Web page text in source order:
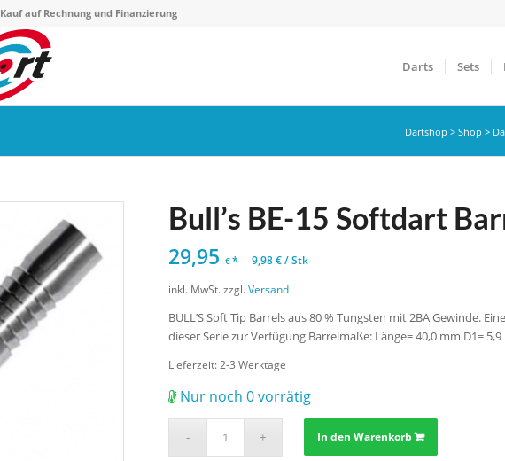
Kauf auf Rechnung und Finanzierung
Darts Sets
Dartshop > Shop >
Bull’s BE-15 Softdart
29,95€* 9,98€/Stk
inkl. MwSt. zzgl.Versand
BULL’S Soft Tip Barrels aus 80 % Tungsten mit 2BA Gewinde.
dieser Serie zur Verfügung.Barrelmaße: Länge= 40,0 mm D1=
Lieferzeit: 2-3 Werktage
Nur noch 0 vorrätig
In den Warenkorb